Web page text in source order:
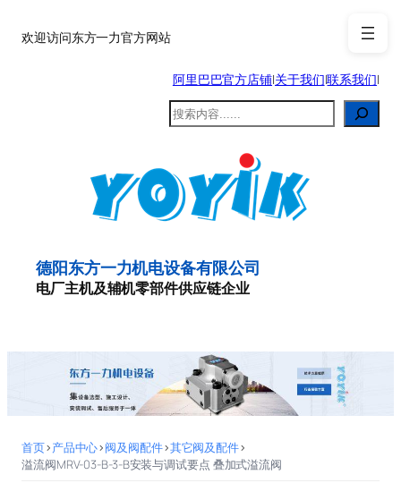
至欢迎访问东方一力官方网站
阿里巴巴官方店铺|关于我们|联系我们|
搜
索
德阳东方一力机电设备有限公司
电厂主机及辅机零部件供应链企业
首页>产品中心>阀及阀配件>其它阀及配件>
溢流阀MRV-03-B-3-B安装与调试要点 叠加式溢流阀